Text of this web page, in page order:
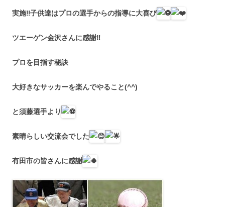
実施‼︎子供達はプロの選手からの指導に大喜び
ツエーゲン金沢さんに感謝‼︎
プロを目指す秘訣
大好きなサッカーを楽んでやること(^^)
と須藤選手より
素晴らしい交流会でした
有田市の皆さんに感謝